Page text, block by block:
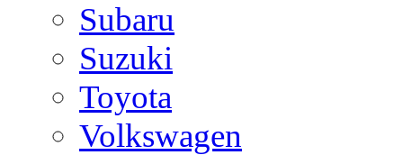
Subaru
Suzuki
Toyota
Volkswagen